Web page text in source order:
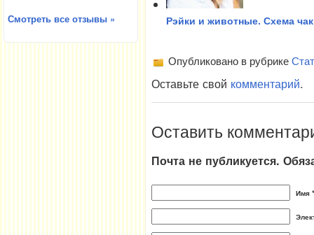
Смотреть все отзывы » Рэйки и животные. Схема
Опубликовано в рубрике
Оставьте свой комментарий.
Оставить
Почта не публикуется.
Имя *